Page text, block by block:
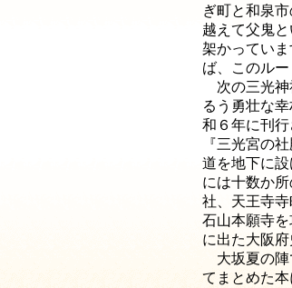
ぎ町と和泉
越えて父鬼
架かってい
ば、このル
次の三光神
るう勇壮な
和６年に刊
『三光宮の
道を地下に
には十数か
社、天王寺
石山本願寺
に出た大阪府
大坂夏の陣
てまとめた